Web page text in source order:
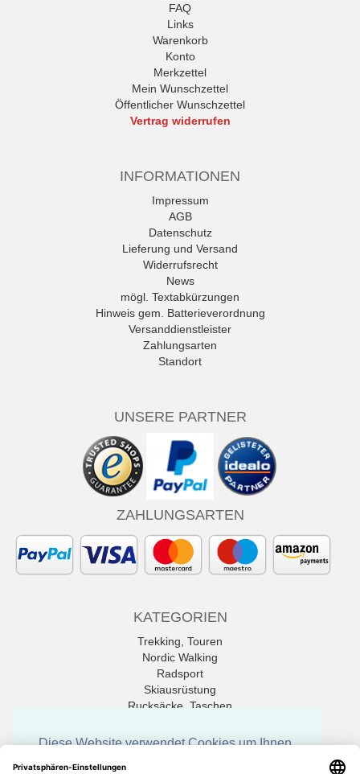
FAQ
Links
Warenkorb
Konto
Merkzettel
Mein Wunschzettel
Öffentlicher Wunschzettel
Vertrag widerrufen
INFORMATIONEN
Impressum
AGB
Datenschutz
Lieferung und Versand
Widerrufsrecht
News
mögl. Textabkürzungen
Hinweis gem. Batterieverordnung
Versanddienstleister
Zahlungsarten
Standort
UNSERE PARTNER
ZAHLUNGSARTEN
KATEGORIEN
Trekking, Touren
Nordic Walking
Radsport
Skiausrüstung
Rucksäcke, Taschen
Alle Marken
Diese Website verwendet Cookies um Ihnen
die bestmöglichen Funktionen zu bieten.